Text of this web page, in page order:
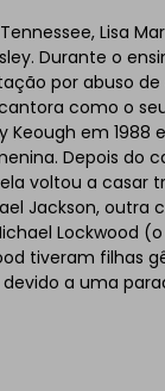
Lisa
Durante o
por abuso de
como o
Keough em 1988
Depois do
voltou a casar
Jackson, outra
Lockwood
tiveram filhas
devido a uma